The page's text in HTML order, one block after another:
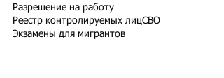
Разрешение на работу
Реестр контролируемых лицСВО
Экзамены для мигрантов